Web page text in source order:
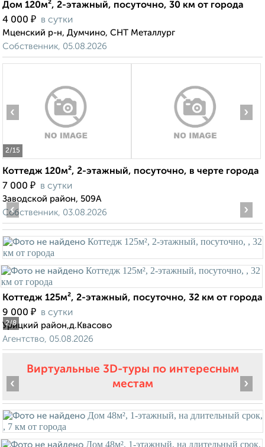
Дом 120м², 2-этажный, посуточно, 30 км от города
4 000 ₽ в сутки
Мценский р-н, Думчино, СНТ Металлург
Собственник, 05.08.2026
2/15
‹ ›
Коттедж 120м², 2-этажный, посуточно, в черте города
7 000 ₽ в сутки
Заводской район, 509А
Собственник, 03.08.2026
2/8
‹ ›
Коттедж 125м², 2-этажный, посуточно, 32 км от города
9 000 ₽ в сутки
Урицкий район,д.Квасово
Агентство, 05.08.2026
Виртуальные 3D-туры по интересным
местам
‹ ›